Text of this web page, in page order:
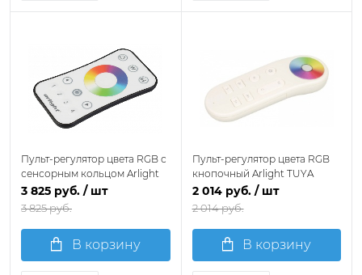
Пульт-регулятор цвета RGB с
сенсорным кольцом Arlight
SMART 022672
3 825 руб. / шт
3 825 руб.
В корзину
Пульт-регулятор цвета RGB
кнопочный Arlight TUYA
035814
2 014 руб. / шт
2 014 руб.
В корзину